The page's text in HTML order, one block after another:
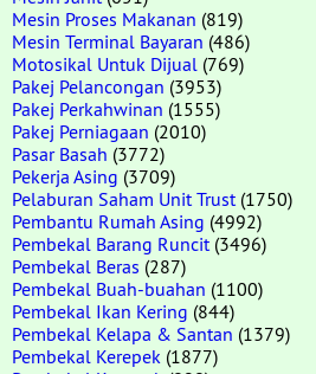
Mesin Proses Makanan (819)
Mesin Terminal Bayaran (486)
Motosikal Untuk Dijual (769)
Pakej Pelancongan (3953)
Pakej Perkahwinan (1555)
Pakej Perniagaan (2010)
Pasar Basah (3772)
Pekerja Asing (3709)
Pelaburan Saham Unit Trust(1750)
Pembantu Rumah Asing (4992)
Pembekal Barang Runcit(3496)
Pembekal Beras (287)
Pembekal Buah-buahan (1100)
Pembekal Ikan Kering (844)
Pembekal Kelapa & Santan (1379)
Pembekal Kerepek (1877)